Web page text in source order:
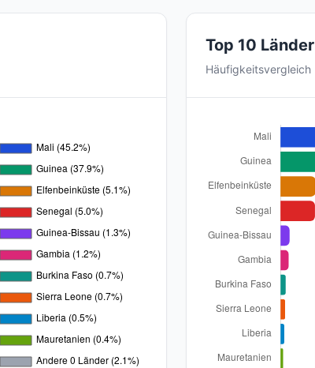
Top 10 Länder
Häufigkeitsvergleich